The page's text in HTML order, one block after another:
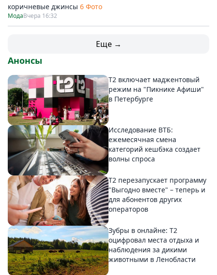
коричневые джинсы 6 Фото
МодаВчера 16:32
Еще →
Анонсы
Т2 включает маджентовый
режим на "Пикнике Афиши"
в Петербурге
Исследование ВТБ:
ежемесячная смена
категорий кешбэка создает
волны спроса
Т2 перезапускает программу
"Выгодно вместе" – теперь и
для абонентов других
операторов
Зубры в онлайне: Т2
оцифровал места отдыха и
наблюдения за дикими
животными в Ленобласти